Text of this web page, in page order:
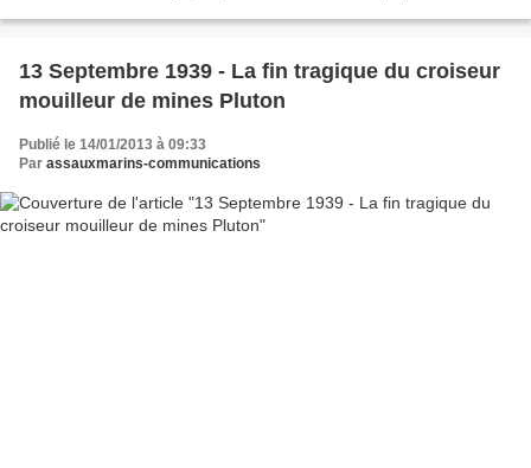
13 Septembre 1939 - La fin tragique du croiseur
mouilleur de mines Pluton
Publié le 14/01/2013 à 09:33
Par assauxmarins-communications